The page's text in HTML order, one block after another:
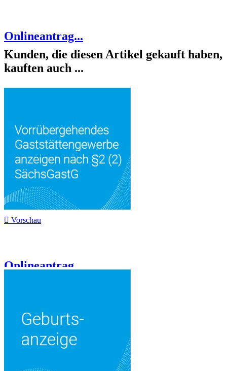
Onlineantrag...
Kunden, die diesen Artikel gekauft haben,
kauften auch ...
 Vorschau
Onlineantrag...